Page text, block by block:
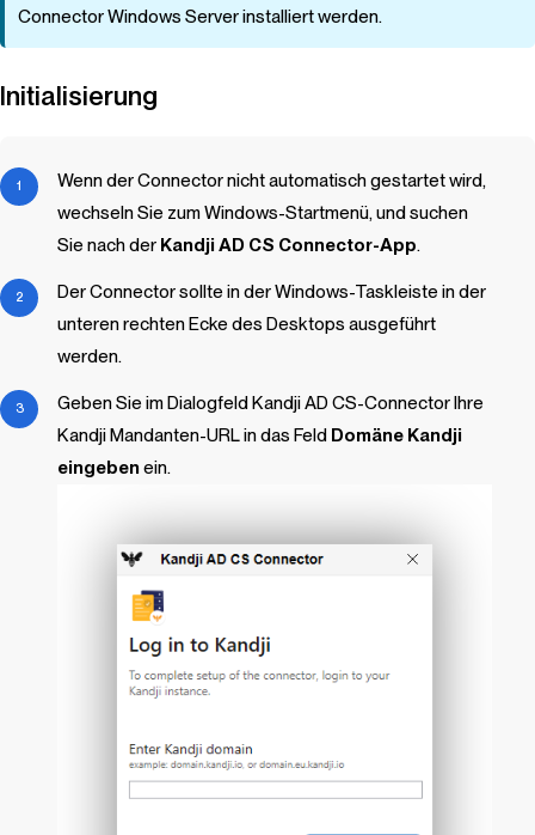
Connector Windows Server installiert werden.
Initialisierung
Wenn der Connector nicht automatisch gestartet wird,
wechseln Sie zum Windows-Startmenü, und suchen
Sie nach der KandjiAD CS Connector-App.
Der Connector sollte in der Windows-Taskleiste in der
unteren rechten Ecke des Desktops ausgeführt
werden.
Geben Sie im DialogfeldKandjiAD CS-Connector Ihre
KandjiMandanten-URL in das Feld Domäne Kandji
eingebenein.